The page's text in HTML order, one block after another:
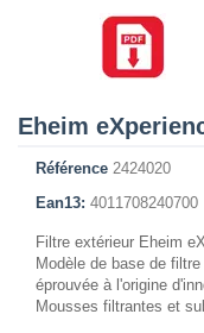
Eheim
Référence 2424020
Ean13: 4011708240700
Filtre extérieur Eheim
Modèle de base de
éprouvée à l'origine
Mousses filtrantes et